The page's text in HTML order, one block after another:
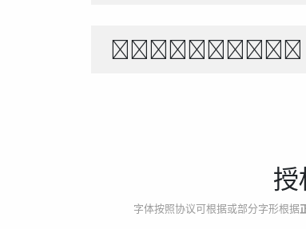
1234567890
授
字体按照协议可根据或部分字形根据